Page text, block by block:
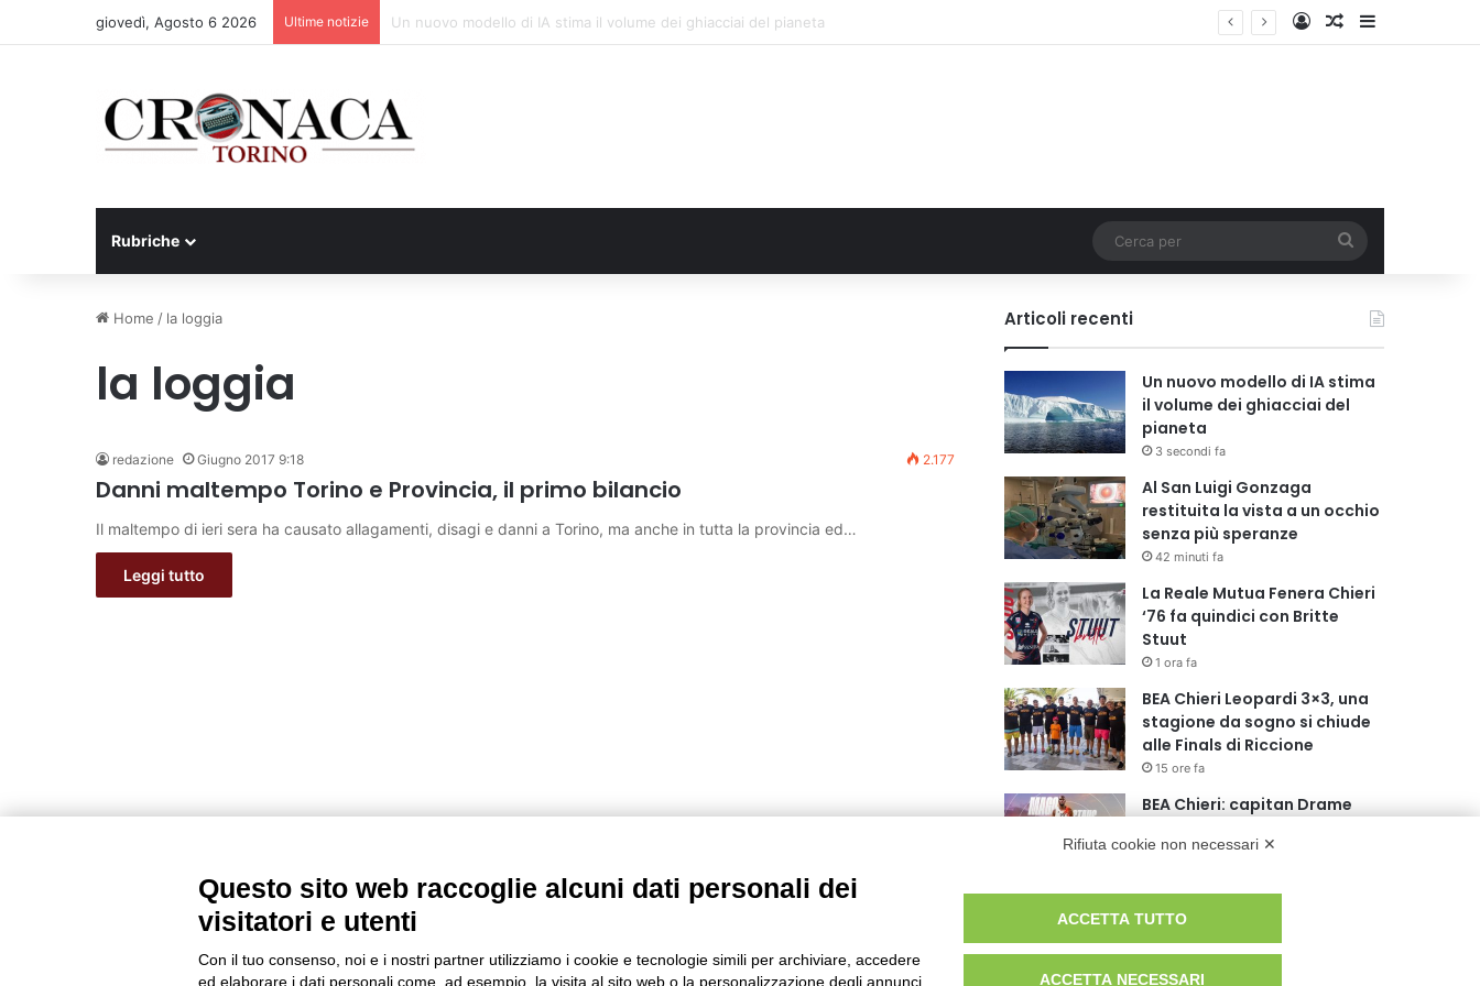
giovedì, Agosto 6 2026 Ultime notizie Al San Luigi Gonzaga restituita la vista a un occhio senza più speranze AccediUn articolo a
Rubriche
per
Home / la loggia
la loggia
redazione Giugno 2017 9:18 2.177
Danni maltempo Torino e Provincia, il primo bilancio
Il maltempo di ieri sera ha causato allagamenti, disagi e danni a Torino, ma anche in tutta la provincia ed…
Leggi tutto
Articoli recenti
Un nuovo modello di IA stima
il volume dei ghiacciai del
pianeta
3 secondi fa
Al San Luigi Gonzaga
restituita la vista a un occhio
senza più speranze
42 minuti fa
La Reale Mutua Fenera Chieri
‘76 fa quindici con Britte
Stuut
1 ora fa
BEA Chieri Leopardi 3×3, una
stagione da sogno si chiude
alle Finals di Riccione
15 ore fa
BEA Chieri: capitan Drame
16 ore fa
di Viù
Rifiuta cookie non necessari ✕
Questo sito web raccoglie alcuni dati personali dei
visitatori e utenti
Con il tuo consenso, noi e i nostri partner utilizziamo i cookie e tecnologie simili per archiviare, accedere
ed elaborare i dati personali come, ad esempio, la visita al sito web o la personalizzazione degli annunci.
ACCETTA TUTTO
ACCETTA NECESSARI